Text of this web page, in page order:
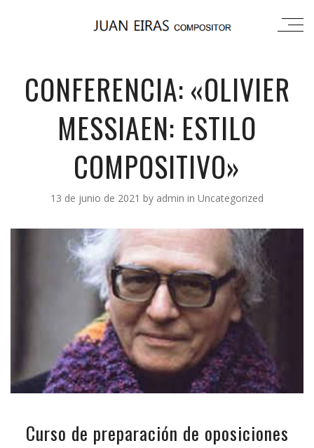
CONFERENCIA: «OLIVIER
MESSIAEN: ESTILO
COMPOSITIVO»
13 de junio de 2021 by admin in Uncategorized
Curso de preparación de oposiciones